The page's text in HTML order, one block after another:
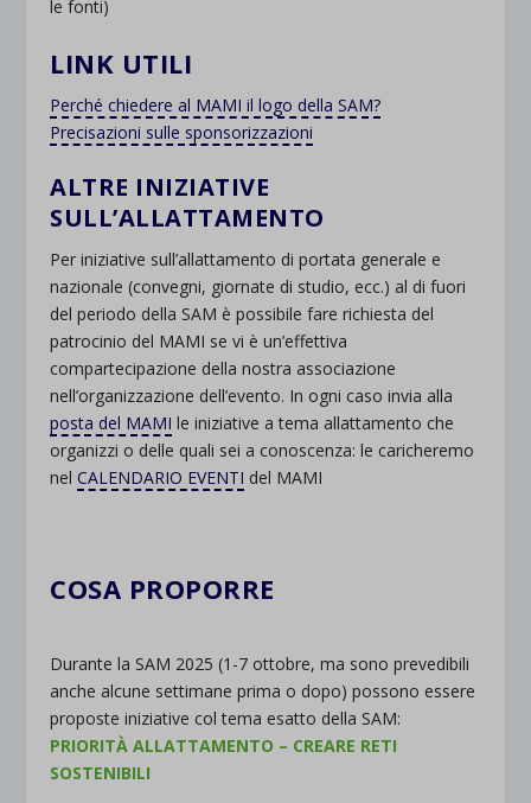
le fonti)
LINK UTILI
Perché chiedere al MAMI il logo della SAM?
Precisazioni sulle sponsorizzazioni
ALTRE INIZIATIVE
SULL’ALLATTAMENTO
Per iniziative sull’allattamento di portata generale e
nazionale (convegni, giornate di studio, ecc.) al di fuori
del periodo della SAM è possibile fare richiesta del
patrocinio del MAMI se vi è un’effettiva
compartecipazione della nostra associazione
nell’organizzazione dell’evento. In ogni caso invia alla
posta del MAMI le iniziative a tema allattamento che
organizzi o delle quali sei a conoscenza: le caricheremo
nelCALENDARIO EVENTI del MAMI
COSA PROPORRE
Durante la SAM 2025 (1-7 ottobre, ma sono prevedibili
anche alcune settimane prima o dopo) possono essere
proposte iniziative col tema esatto della SAM:
PRIORITÀ ALLATTAMENTO – CREARE RETI
SOSTENIBILI